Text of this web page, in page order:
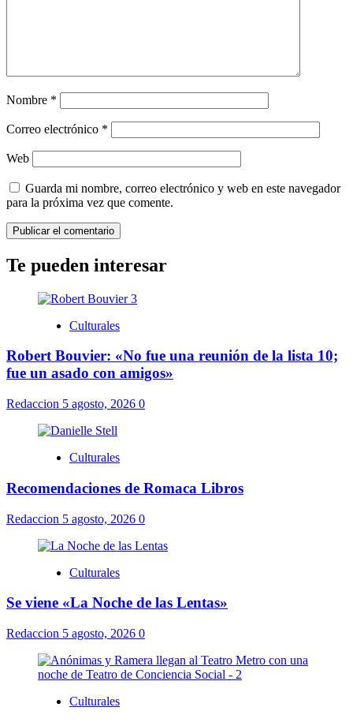
Nombre *
Correo electrónico *
Web
Guarda mi nombre, correo electrónico y web en este navegador
para la próxima vez que comente.
Te pueden interesar
Culturales
Robert Bouvier: «No fue una reunión de la lista 10;
fue un asado con amigos»
Redaccion 5 agosto, 2026 0
Culturales
Recomendaciones de Romaca Libros
Redaccion 5 agosto, 2026 0
Culturales
Se viene «La Noche de las Lentas»
Redaccion 5 agosto, 2026 0
Culturales